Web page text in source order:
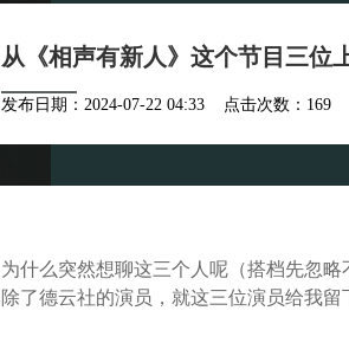
从《相声有新人》这个节目三位
发布日期：2024-07-22 04:33 点击次数：169
为什么突然想聊这三个人呢（搭档先忽
除了德云社的演员，就这三位演员给我留